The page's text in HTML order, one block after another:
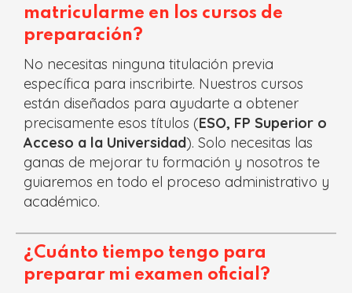
matricularme en los cursos de
preparación?
No necesitas ninguna titulación previa
específica para inscribirte. Nuestros cursos
están diseñados para ayudarte a obtener
precisamente esos títulos (ESO, FP Superior o
Acceso a la Universidad). Solo necesitas las
ganas de mejorar tu formación y nosotros te
guiaremos en todo el proceso administrativo y
académico.
¿Cuánto tiempo tengo para
preparar mi examen oficial?